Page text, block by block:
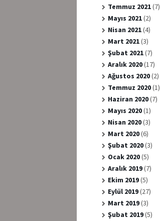
Temmuz 2021(7)
Mayıs 2021(2)
Nisan 2021(4)
Mart 2021(3)
Şubat 2021(7)
Aralık 2020(17)
Ağustos 2020(2)
Temmuz 2020(1)
Haziran 2020(7)
Mayıs 2020(1)
Nisan 2020(3)
Mart 2020(6)
Şubat 2020(3)
Ocak 2020(5)
Aralık 2019(7)
Ekim 2019(5)
Eylül 2019(27)
Mart 2019(3)
Şubat 2019(5)